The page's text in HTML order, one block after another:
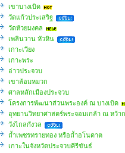
เขาบางเบิด
วัดแก้วประเสริฐ
วัดห้วยมงคล
เพลินวาน หัวหิน
เกาะเวียง
เกาะพระ
อ่าวประจวบ
เขาล้อมหมวก
ศาลหลักเมืองประจวบ
โครงการพัฒนาส่วนพระองค์ ณ บางเบิด
อุทยานวิทยาศาสตร์พระจอมเกล้า ณ หว้า
วังไกลกังวล
ถ้ำเพชรทรายทอง หรือถ้ำอโนดาต
เกาะในจังหวัดประจวบคีรีขันธ์